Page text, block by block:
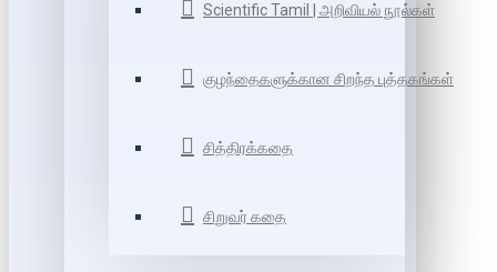
Scientific Tamil | அறிவியல் நூல்கள்
குழந்தைகளுக்கான சிறந்த புத்தகங்கள்
சித்திரக்கதை
சிறுவர் கதை